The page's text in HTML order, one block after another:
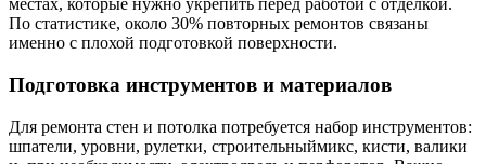
местах, которые нужно укрепить перед работой с отделкой.
По статистике, около 30% повторных ремонтов связаны
именно с плохой подготовкой поверхности.
Подготовка инструментов и материалов
Для ремонта стен и потолка потребуется набор инструментов:
шпатели, уровни, рулетки, строительныймикс, кисти, валики